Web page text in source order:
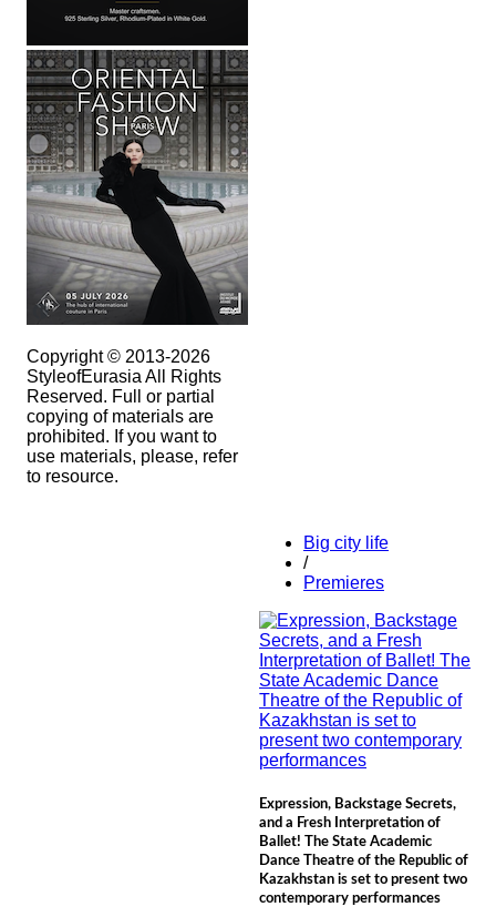
Copyright © 2013-2026
StyleofEurasia All Rights
Reserved. Full or partial
copying of materials are
prohibited. If you want to
use materials, please, refer
to resource.
Big city life
/
Premieres
Expression, Backstage Secrets,
and a Fresh Interpretation of
Ballet! The State Academic
Dance Theatre of the Republic of
Kazakhstan is set to present two
contemporary performances